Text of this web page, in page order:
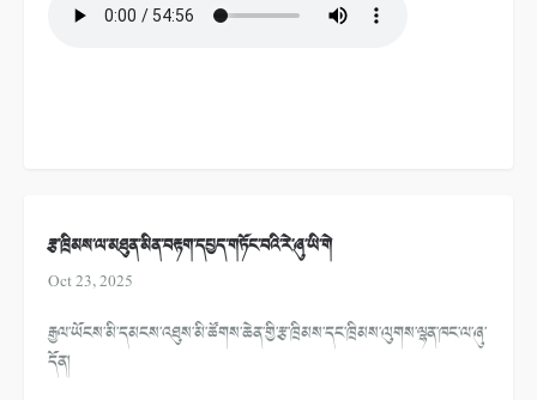
རྩ་ཁྲིམས་ལ་མཐུན་མིན་བརྟག་དཔྱད་གཏོང་བའི་རེ་ཞུ་ཡི་གེ
Oct 23, 2025
རྒྱལ་ཡོངས་མི་དམངས་འཐུས་མི་ཚོགས་ཆེན་གྱི་རྩ་ཁྲིམས་དང་ཁྲིམས་ལུགས་ལྷན་ཁང་ལ་ཞུ་
དོན།